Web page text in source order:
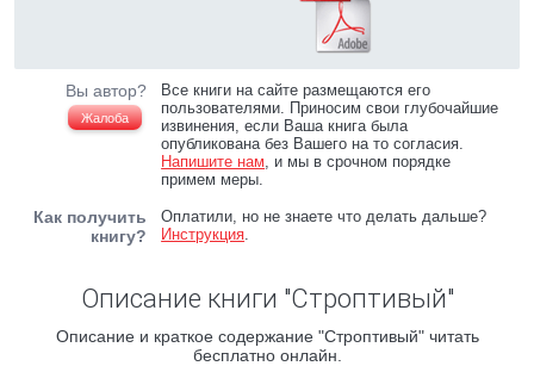
Вы автор?
Жалоба
Все книги на сайте размещаются его
пользователями. Приносим свои глубочайшие
извинения, если Ваша книга была
опубликована без Вашего на то согласия.
Напишите нам, и мы в срочном порядке
примем меры.
Как получить
книгу?
Оплатили, но не знаете что делать дальше?
Инструкция.
Описание книги "Строптивый"
Описание и краткое содержание "Строптивый" читать
бесплатно онлайн.